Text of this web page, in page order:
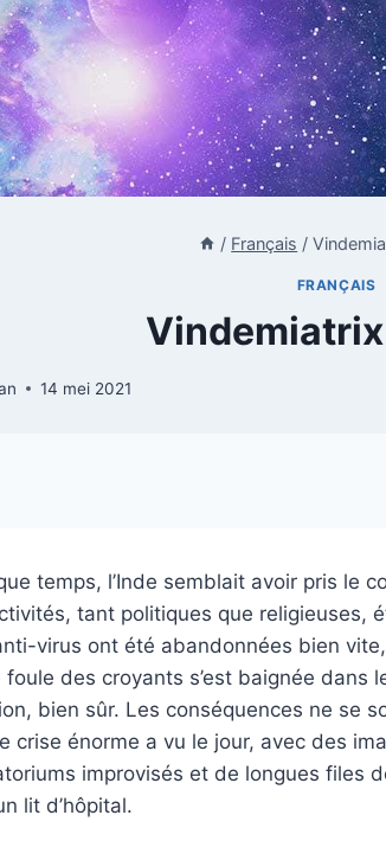
/ Français /
FRANÇAIS
14 mei 2021
temps, l’Inde semblait avoir pris le
tant politiques que religieuses,
virus ont été abandonnées bien
foule des croyants s’est baignée dans
bien sûr. Les conséquences ne se
crise énorme a vu le jour, avec des
improvisés et de longues files
lit d’hôpital.